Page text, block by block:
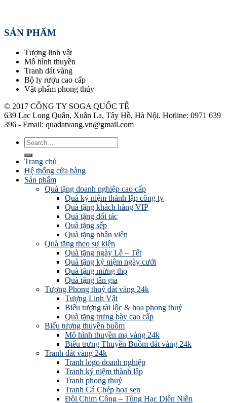
SẢN PHẨM
Tượng linh vật
Mô hình thuyền
Tranh dát vàng
Bộ ly rượu cao cấp
Vật phẩm phong thủy
© 2017 CÔNG TY SOGA QUỐC TẾ
639 Lạc Long Quân, Xuân La, Tây Hồ, Hà Nội. Hotline: 0971 639
396 - Email: quadatvang.vn@gmail.com
Search
for:
Trang chủ
Hệ thống cửa hàng
Sản phẩm
Quà tặng doanh nghiệp cao cấp
Quà kỷ niệm thành lập công ty
Quà tặng khách hàng VIP
Quà tặng đối tác
Quà tặng sếp
Quà tặng nhân viên
Quà tặng theo sự kiện
Quà tặng ngày Lễ – Tết
Quà tặng kỷ niệm ngày cưới
Quà tặng mừng thọ
Quà tặng tân gia
Tượng Phong thuỷ dát vàng 24k
Tượng Linh Vật
Biểu tượng tài lộc & hoa phong thuỷ
Quà tặng trưng bày cao cấp
Biểu tượng thuyền buồm
Mô hình thuyền mạ vàng 24k
Biểu trưng Thuyền Buồm dát vàng 24k
Tranh dát vàng 24k
Tranh logo doanh nghiệp
Tranh kỷ niệm thành lập
Tranh phong thuỷ
Tranh Cá Chép hoa sen
Đôi Chim Công – Tùng Hạc Diên Niên